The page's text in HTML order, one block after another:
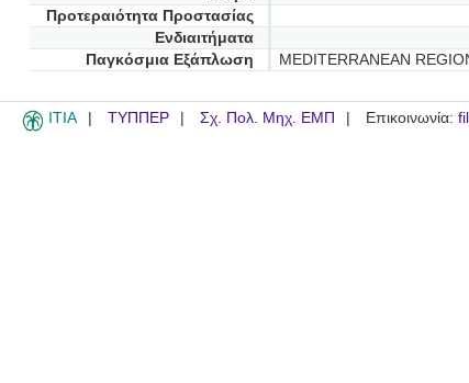
Προτεραιότητα Προστασίας
Ενδιαιτήματα
Παγκόσμια Εξάπλωση
MEDITERRANEAN
ITIA ΤΥΠΠΕΡ Σχ. Πολ. Μηχ. ΕΜΠ Επικοινωνία: